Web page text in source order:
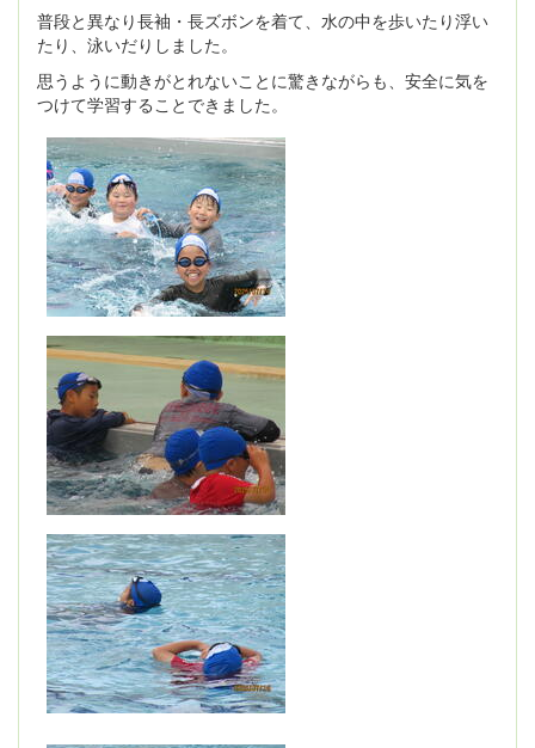
普段と異なり長袖・長ズボンを着て、水の中を歩いたり浮い
たり、泳いだりしました。
思うように動きがとれないことに驚きながらも、安全に気を
つけて学習することできました。